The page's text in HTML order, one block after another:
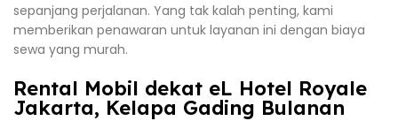
sepanjang perjalanan. Yang tak kalah penting, kami
memberikan penawaran untuk layanan ini dengan biaya
sewa yang murah.
Rental Mobil dekat eL Hotel Royale
Jakarta, Kelapa Gading Bulanan